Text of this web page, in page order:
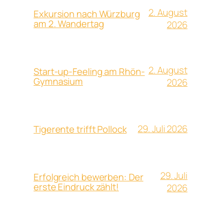
Exkursion nach Würzburg
am 2. Wandertag
2. August
2026
Start-up-Feeling am Rhön-
Gymnasium
2. August
2026
Tigerente trifft Pollock 29. Juli 2026
Erfolgreich bewerben: Der
erste Eindruck zählt!
29. Juli
2026